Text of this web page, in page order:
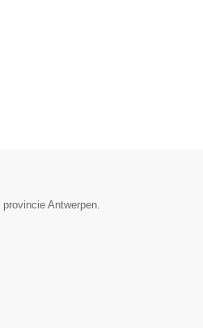
Antwerpen.